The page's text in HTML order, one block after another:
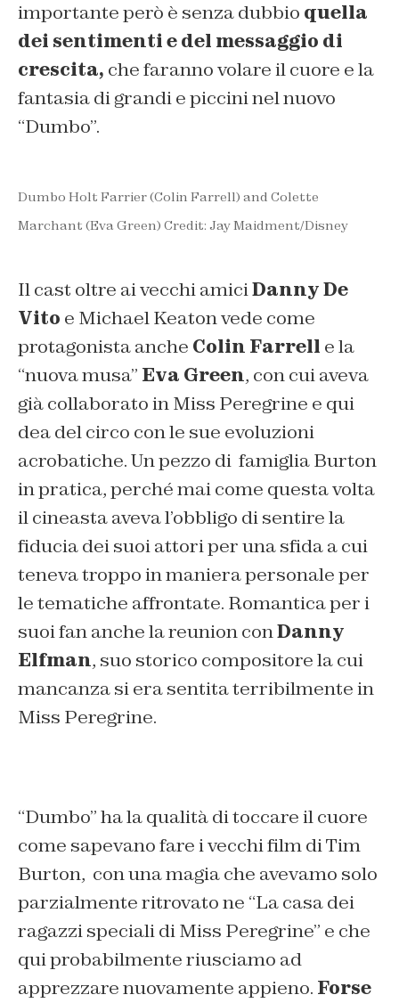
importante però è senza dubbio quella
dei sentimenti e del messaggio di
crescita, che faranno volare il cuore e la
fantasia di grandi e piccini nel nuovo
“Dumbo”.
Dumbo Holt Farrier (Colin Farrell) and Colette
Marchant (Eva Green) Credit: Jay Maidment/Disney
Il cast oltre ai vecchi amiciDanny De
Vito e Michael Keaton vede come
protagonista anche Colin Farrell e la
“nuova musa” Eva Green, con cui aveva
già collaborato in Miss Peregrine e qui
dea del circo con le sue evoluzioni
acrobatiche. Un pezzo di famiglia Burton
in pratica, perché mai come questa volta
il cineasta aveva l’obbligo di sentire la
fiducia dei suoi attori per una sfida a cui
teneva troppo in maniera personale per
le tematiche affrontate. Romantica per i
suoi fan anche la reunion conDanny
Elfman, suo storico compositore la cui
mancanza si era sentita terribilmente in
Miss Peregrine.
“Dumbo” ha la qualità di toccare il cuore
come sapevano fare i vecchi film di Tim
Burton, con una magia che avevamo solo
parzialmente ritrovato ne “La casa dei
ragazzi speciali di Miss Peregrine” e che
qui probabilmente riusciamo ad
apprezzare nuovamente appieno. Forse